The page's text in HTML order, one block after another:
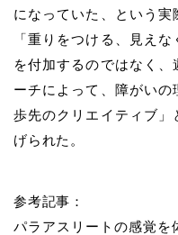
になっていた、という実
「重りをつける、見え
を付加するのではなく
ーチによって、障がい
歩先のクリエイティブ
げられた。
参考記事：
パラアスリートの感覚を